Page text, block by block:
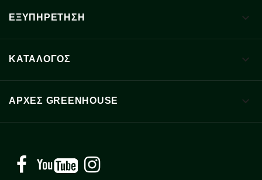
ΕΞΥΠΗΡΕΤΗΣΗ 
ΚΑΤΑΛΟΓΟΣ 
ΑΡΧΈΣ GREENHOUSE 
Facebook YouTube